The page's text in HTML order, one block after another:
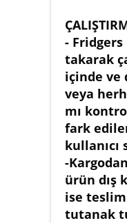
- Fridgers
takarak
içinde ve
veya
mı
fark
-
ürün dış
ise teslim
tutanak